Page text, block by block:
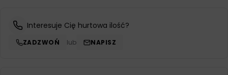
Interesuje Cię hurtowa ilość?
ZADZWOŃ lub NAPISZ